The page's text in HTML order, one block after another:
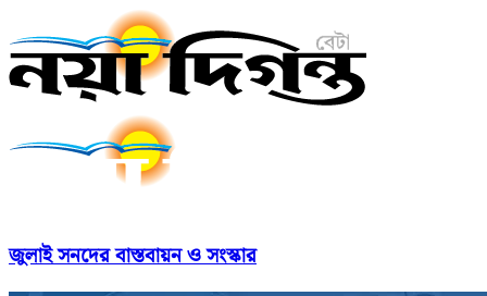
জুলাই সনদের বাস্তবায়ন ও সংস্কার